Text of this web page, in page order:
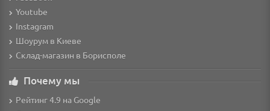
Youtube
Instagram
Шоурум в Киеве
Склад-магазин в Борисполе
Почему мы
Рейтинг 4.9 на Google